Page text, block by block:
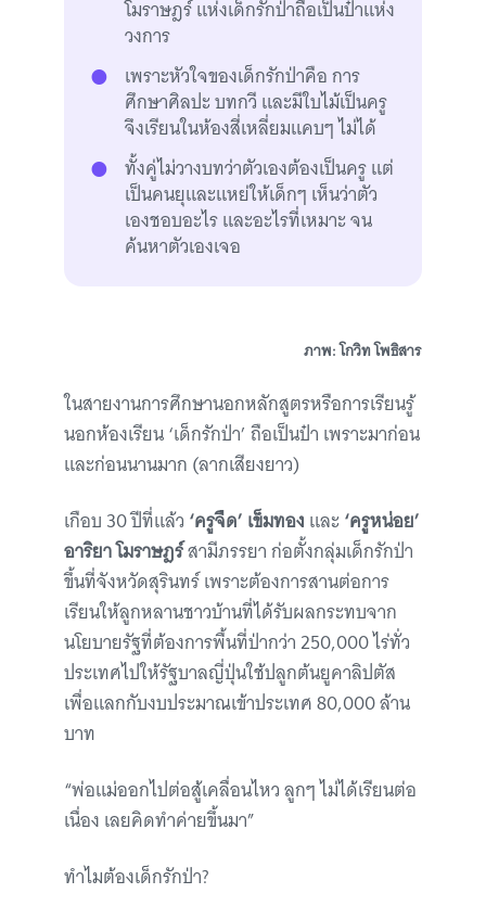
โมราษฎร์ แห่งเด็กรักป่าถือเป็นป๋าแห่ง
วงการ
เพราะหัวใจของเด็กรักป่าคือ การ
ศึกษาศิลปะ บทกวี และมีใบไม้เป็นครู
จึงเรียนในห้องสี่เหลี่ยมแคบๆ ไม่ได้
ทั้งคู่ไม่วางบทว่าตัวเองต้องเป็นครู แต่
เป็นคนยุและแหย่ให้เด็กๆ เห็นว่าตัว
เองชอบอะไร และอะไรที่เหมาะ จน
ค้นหาตัวเองเจอ
ภาพ: โกวิท โพธิสาร
ในสายงานการศึกษานอกหลักสูตรหรือการเรียนรู้
นอกห้องเรียน ‘เด็กรักป่า’ ถือเป็นป๋า เพราะมาก่อน
และก่อนนานมาก (ลากเสียงยาว)
เกือบ 30 ปีที่แล้ว ‘ครูจืด’ เข็มทอง และ ‘ครูหน่อย’
อาริยา โมราษฎร์สามีภรรยา ก่อตั้งกลุ่มเด็กรักป่า
ขึ้นที่จังหวัดสุรินทร์ เพราะต้องการสานต่อการ
เรียนให้ลูกหลานชาวบ้านที่ได้รับผลกระทบจาก
นโยบายรัฐที่ต้องการพื้นที่ป่ากว่า 250,000 ไร่ทั่ว
ประเทศไปให้รัฐบาลญี่ปุ่นใช้ปลูกต้นยูคาลิปตัส
เพื่อแลกกับงบประมาณเข้าประเทศ 80,000 ล้าน
บาท
“พ่อแม่ออกไปต่อสู้เคลื่อนไหว ลูกๆ ไม่ได้เรียนต่อ
เนื่อง เลยคิดทำค่ายขึ้นมา”
ทำไมต้องเด็กรักป่า?